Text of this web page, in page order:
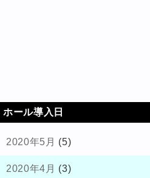
ホール導入日
2020年5月 (5)
2020年4月 (3)